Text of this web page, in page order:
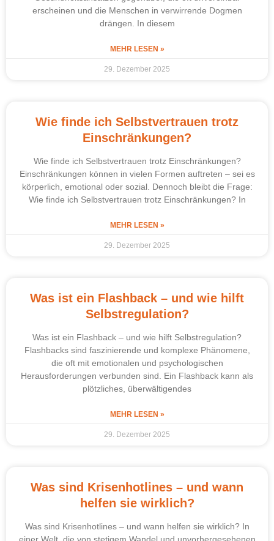
erscheinen und die Menschen in verwirrende Dogmen
drängen. In diesem
MEHR LESEN »
29. Dezember 2025
Wie finde ich Selbstvertrauen trotz
Einschränkungen?
Wie finde ich Selbstvertrauen trotz Einschränkungen?
Einschränkungen können in vielen Formen auftreten – sei es
körperlich, emotional oder sozial. Dennoch bleibt die Frage:
Wie finde ich Selbstvertrauen trotz Einschränkungen? In
MEHR LESEN »
29. Dezember 2025
Was ist ein Flashback – und wie hilft
Selbstregulation?
Was ist ein Flashback – und wie hilft Selbstregulation?
Flashbacks sind faszinierende und komplexe Phänomene,
die oft mit emotionalen und psychologischen
Herausforderungen verbunden sind. Ein Flashback kann als
plötzliches, überwältigendes
MEHR LESEN »
29. Dezember 2025
Was sind Krisenhotlines – und wann
helfen sie wirklich?
Was sind Krisenhotlines – und wann helfen sie wirklich? In
einer Welt, die von stetigem Wandel und unvorhergesehenen